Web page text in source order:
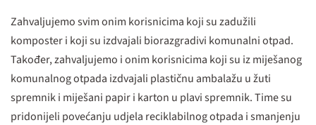
Zahvaljujemo svim onim korisnicima koji su zadužili
komposter i koji su izdvajali biorazgradivi komunalni otpad.
Također, zahvaljujemo i onim korisnicima koji su iz miješanog
komunalnog otpada izdvajali plastičnu ambalažu u žuti
spremnik i miješani papir i karton u plavi spremnik. Time su
pridonijeli povećanju udjela reciklabilnog otpada i smanjenju